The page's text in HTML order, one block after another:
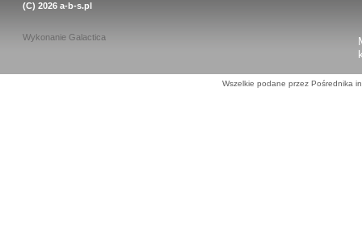
(C) 2026 a-b-s.pl
Wykonanie Galactica
Wszelkie podane przez Pośrednika